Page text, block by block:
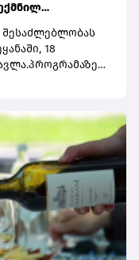
შესაძლებლობას
18
საერთაშორისო
როგორც ძალა
და ამ
კონტინენტის 18
17
აშშ-ში,